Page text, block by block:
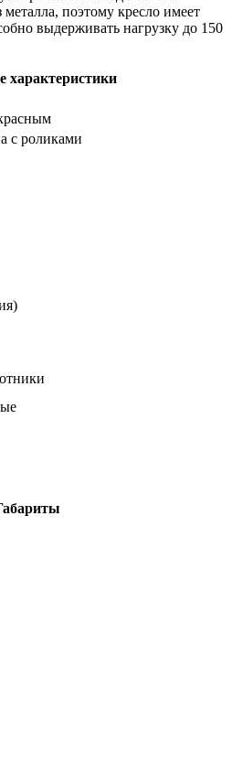
поэтому кресло имеет
выдерживать нагрузку до 150
характеристики
с роликами